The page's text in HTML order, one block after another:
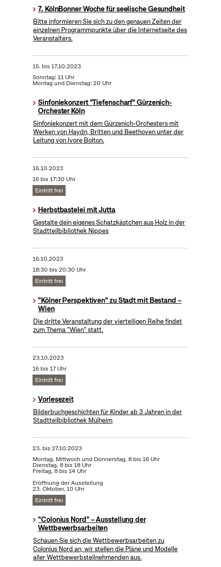
7. KölnBonner Woche für seelische Gesundheit
Bitte informieren Sie sich zu den genauen Zeiten der
einzelnen Programmpunkte über die Internetseite des
Veranstalters.
15. bis17.10.2023
Sonntag: 11 Uhr
Montag und Dienstag: 20 Uhr
Sinfoniekonzert "Tiefenscharf" Gürzenich-
Orchester Köln
Sinfoniekonzert mit dem Gürzenich-Orchesters mit
Werken von Haydn, Britten und Beethoven unter der
Leitung von Ivore Bolton.
16.10.2023
16 bis 17:30 Uhr
Eintritt frei
Herbstbastelei mit Jutta
Gestalte dein eigenes Schatzkästchen aus Holz in der
Stadtteilbibliothek Nippes
16.10.2023
18:30 bis 20:30 Uhr
Eintritt frei
"Kölner Perspektiven" zu Stadt mit Bestand –
Wien
Die dritte Veranstaltung der vierteiligen Reihe findet
zum Thema "Wien" statt.
23.10.2023
16 bis 17 Uhr
Eintritt frei
Vorlesezeit
Bilderbuchgeschichten für Kinder ab 3 Jahren in der
Stadtteilbibliothek Mülheim
23. bis27.10.2023
Montag, Mittwoch und Donnerstag, 8 bis 16 Uhr
Dienstag, 8 bis 18 Uhr
Freitag, 8 bis 14 Uhr
Eröffnung der Ausstellung
23. Oktober, 10 Uhr
Eintritt frei
"Colonius Nord" – Ausstellung der
Wettbewerbsarbeiten
Schauen Sie sich die Wettbewerbsarbeiten zu
Colonius Nord an, wir stellen die Pläne und Modelle
aller Wettbewerbsteilnehmenden aus.